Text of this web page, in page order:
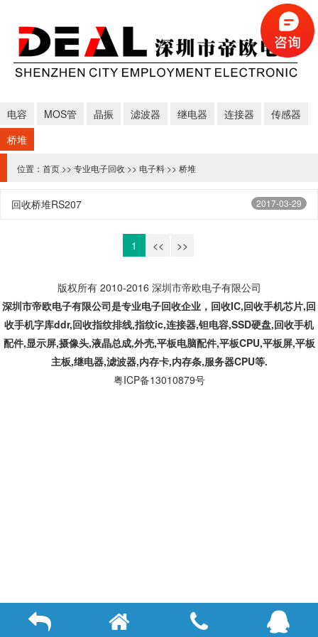
电容 MOS管 晶振 滤波器 继电器 连接器
传感器
桥堆
位置： 首页 >> 专业电子回收 >> 电子料 >> 桥堆
2017-03-29
回收桥堆RS207
1 << >>
版权所有 2010-2016 深圳市帝欧电子有限公司
深圳市帝欧电子有限公司是专业电子回收企业，回收IC,回收手机芯片,回
收手机字库ddr,回收指纹排线,指纹ic,连接器,钽电容,SSD硬盘,回收手机
配件,显示屏,摄像头,液晶总成,外壳,平板电脑配件,平板CPU,平板屏,平板
主板,继电器,滤波器,内存卡,内存条,服务器CPU等.
粤ICP备13010879号